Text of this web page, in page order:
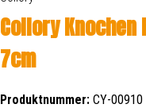
Collory Knochen
7cm
Produktnummer: CY-00910